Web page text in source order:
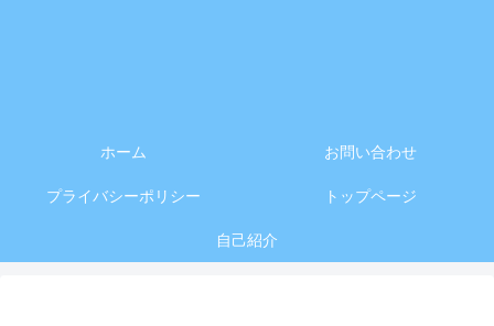
ホーム お問い合わせ
プライバシーポリシー トップページ
自己紹介